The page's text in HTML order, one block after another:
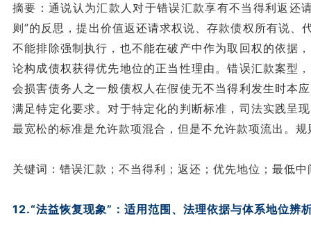
摘要：通说认为汇款人对于错误汇款享有不当得利返还
则”的反思，提出价值返还请求权说、存款债权所有说
不能排除强制执行，也不能在破产中作为取回权的依据
论构成债权获得优先地位的正当性理由。错误汇款案型
会损害债务人之一般债权人在假使无不当得利发生时本
满足特定化要求。对于特定化的判断标准，司法实践呈
最宽松的标准是允许款项混合，但是不允许款项流出。
关键词：错误汇款；不当得利；返还；优先地位；最低中
12.“法益恢复现象”：适用范围、法理依据与体系地位辨